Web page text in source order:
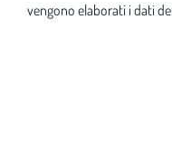
vengono elaborati i dati